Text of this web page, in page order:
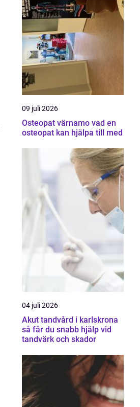
09 juli 2026
Osteopat värnamo vad en
osteopat kan hjälpa till med
04 juli 2026
Akut tandvård i karlskrona
så får du snabb hjälp vid
tandvärk och skador